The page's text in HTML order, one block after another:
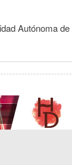
Autónoma